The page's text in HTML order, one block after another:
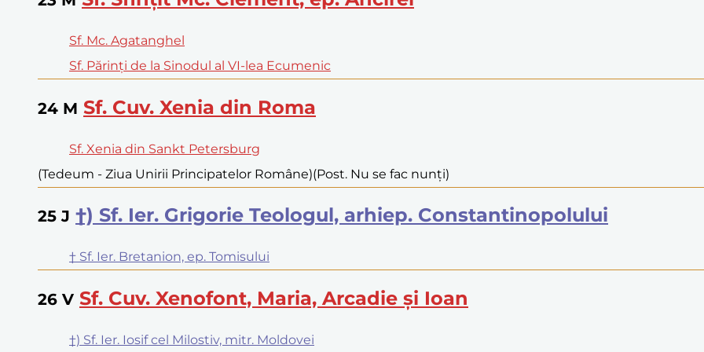
Sf. Mc. Agatanghel
Sf. Părinți de la Sinodul al VI-lea Ecumenic
24 M Sf. Cuv. Xenia din Roma
Sf. Xenia din Sankt Petersburg
(Tedeum - Ziua Unirii Principatelor Române)(Post. Nu se fac nunți)
25 J †) Sf. Ier. Grigorie Teologul, arhiep. Constantinopolului
† Sf. Ier. Bretanion, ep. Tomisului
26 V Sf. Cuv. Xenofont, Maria, Arcadie și Ioan
†) Sf. Ier. Iosif cel Milostiv, mitr. Moldovei